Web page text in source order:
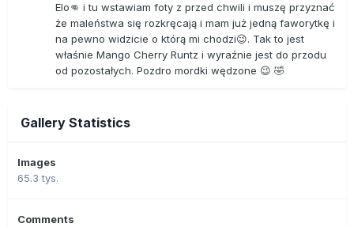
Elo👊 i tu wstawiam foty z przed chwili i muszę przyznać
że maleństwa się rozkręcają i mam już jedną faworytkę i
na pewno widzicie o którą mi chodzi😉. Tak to jest
właśnie Mango Cherry Runtz i wyraźnie jest do przodu
od pozostałych. Pozdro mordki wędzone 😉 🤣
Gallery Statistics
Images
65.3 tys.
Comments